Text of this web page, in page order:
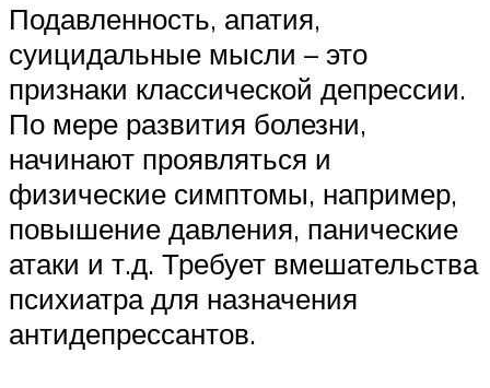
Подавленность, апатия,
суицидальные мысли – это
признаки классической депрессии.
По мере развития болезни,
начинают проявляться и
физические симптомы, например,
повышение давления, панические
атаки и т.д. Требует вмешательства
психиатра для назначения
антидепрессантов.